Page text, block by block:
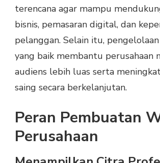
terencana agar mampu
bisnis, pemasaran digital, dan
pelanggan. Selain itu,
yang baik membantu perusahaan
audiens lebih luas serta
saing secara berkelanjutan.
Peran Pembuatan
Perusahaan